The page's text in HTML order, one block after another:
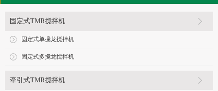
固定式TMR搅拌机
固定式单搅龙搅拌机
固定式多搅龙搅拌机
牵引式TMR搅拌机